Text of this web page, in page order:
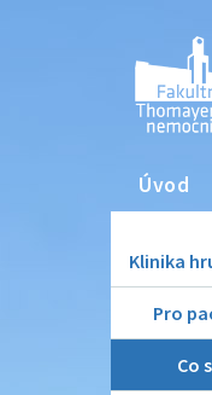
Úvod
Klinika
Pro
Co